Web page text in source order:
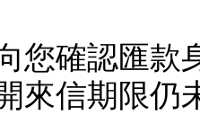
您確認匯款
來信期限仍